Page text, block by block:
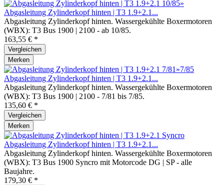
Abgasleitung Zylinderkopf hinten | T3 1.9+2.1...
Abgasleitung Zylinderkopf hinten. Wassergekühlte Boxermotoren
(WBX): T3 Bus 1900 | 2100 - ab 10/85.
163,55 € *
Vergleichen
Merken
Abgasleitung Zylinderkopf hinten | T3 1.9+2.1...
Abgasleitung Zylinderkopf hinten. Wassergekühlte Boxermotoren
(WBX): T3 Bus 1900 | 2100 - 7/81 bis 7/85.
135,60 € *
Vergleichen
Merken
Abgasleitung Zylinderkopf hinten | T3 1.9+2.1...
Abgasleitung Zylinderkopf hinten. Wassergekühlte Boxermotoren
(WBX): T3 Bus 1900 Syncro mit Motorcode DG | SP - alle
Baujahre.
179,30 € *